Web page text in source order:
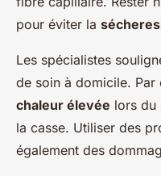
pour éviter la
Les spécialistes
de soin à domicile. Par
chaleur élevée lors du
la casse. Utiliser des
également des